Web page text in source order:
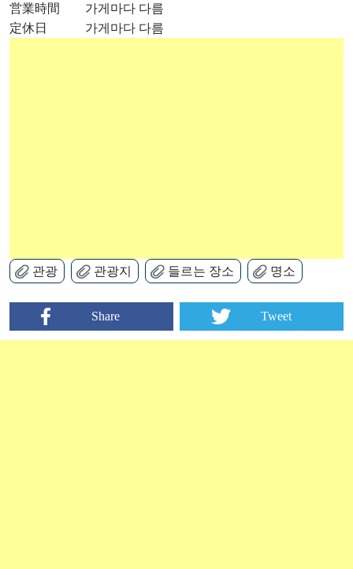
営業時間 가게마다 다름
定休日 가게마다 다름
관광 관광지 들르는 장소 명소
Share Tweet